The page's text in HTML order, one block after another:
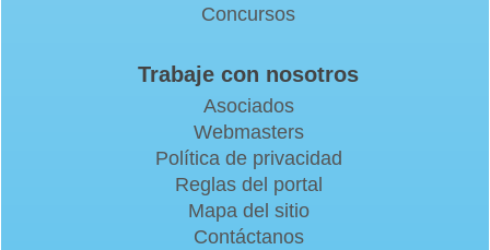
Concursos
Trabaje con nosotros
Asociados
Webmasters
Política de privacidad
Reglas del portal
Mapa del sitio
Contáctanos